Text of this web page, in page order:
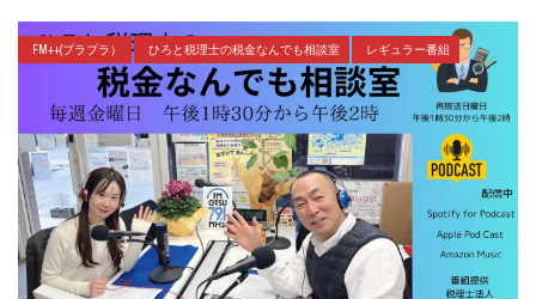
FM++(プラプラ） ひろと税理士の税金なんでも相談室 レギュラー番組